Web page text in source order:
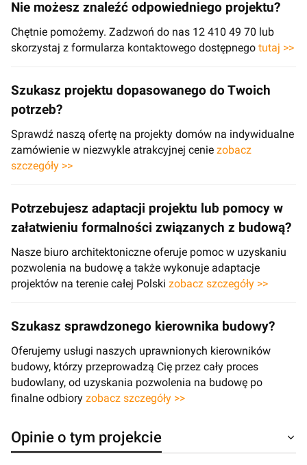
Nie możesz znaleźć odpowiedniego projektu?
Chętnie pomożemy. Zadzwoń do nas 12 410 49 70 lub
skorzystaj z formularza kontaktowego dostępnego tutaj >>
Szukasz projektu dopasowanego do Twoich
potrzeb?
Sprawdź naszą ofertę na projekty domów na indywidualne
zamówienie w niezwykle atrakcyjnej cenie zobacz
szczegóły >>
Potrzebujesz adaptacji projektu lub pomocy w
załatwieniu formalności związanych z budową?
Nasze biuro architektoniczne oferuje pomoc w uzyskaniu
pozwolenia na budowę a także wykonuje adaptacje
projektów na terenie całej Polski zobacz szczegóły >>
Szukasz sprawdzonego kierownika budowy?
Oferujemy usługi naszych uprawnionych kierowników
budowy, którzy przeprowadzą Cię przez cały proces
budowlany, od uzyskania pozwolenia na budowę po
finalne odbiory zobacz szczegóły >>
Opinie o tym projekcie